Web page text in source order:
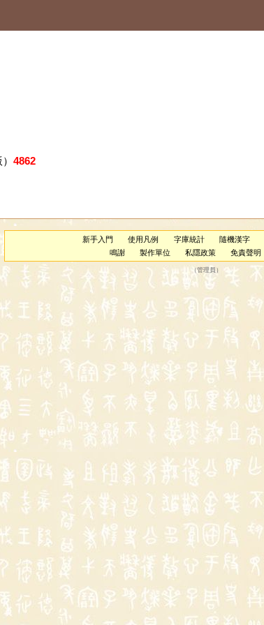
4862
新手入門 使用凡例 字庫統計 隨機漢字
鳴謝
製作單位 私隱政策 免責聲明
（管理員 ）